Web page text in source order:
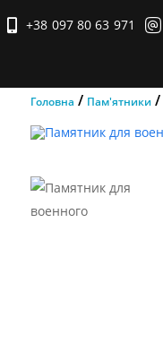
 +38 097 80 63 971 
Головна / Пам'ятники/